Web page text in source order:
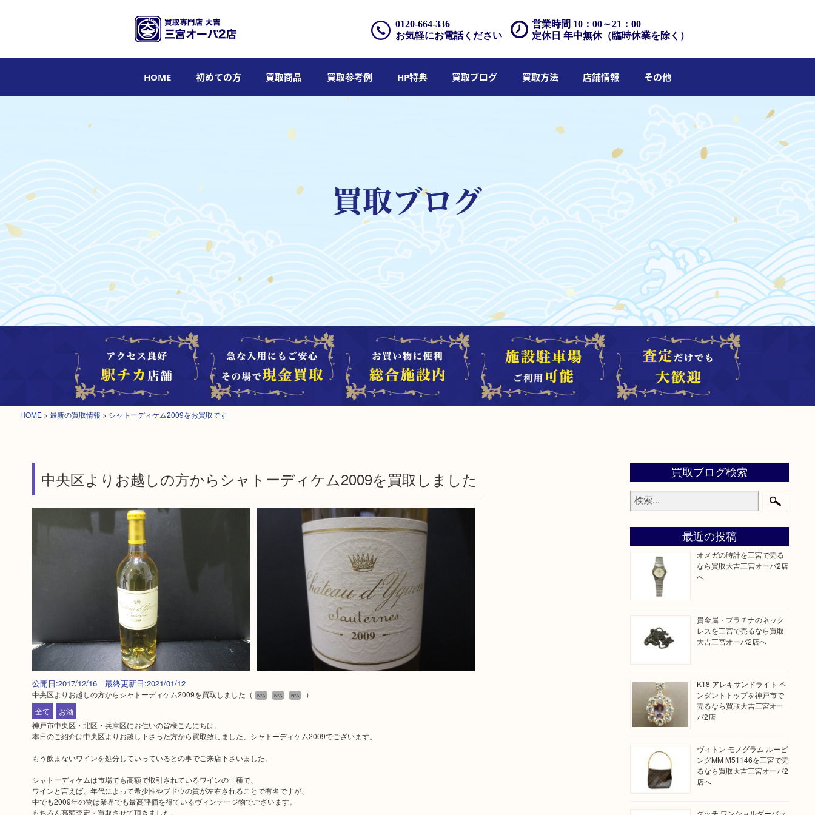
営業時間 10：00～21：00
定休日 年中無休（臨時休業を除く）
0120-664-336
お気軽にお電話ください
HOME 初めての方 買取商品 買取参考例 HP特典 買取ブログ 買取方法 店舗情報 その他
HOME > 最新の買取情報 > シャトーディケム2009をお買取です
中央区よりお越しの方からシャトーディケム2009を買取しました
公開日:2017/12/16 最終更新日:2021/01/12
中央区よりお越しの方からシャトーディケム2009を買取しました （ N/A N/A N/A
）
全て
お酒
神戸市中央区・北区・兵庫区にお住いの皆様こんにちは。
本日のご紹介は中央区よりお越し下さった方から買取致しました、シャトーディケム2009でございます。
もう飲まないワインを処分していっているとの事でご来店下さいました。
シャトーディケムは市場でも高額で取引されているワインの一種で、
ワインと言えば、年代によって希少性やブドウの質が左右されることで有名ですが、
中でも2009年の物は業界でも最高評価を得ているヴィンテージ物でございます。
もちろん高額査定・買取させて頂きました。
買取ブログ検索
最近の投稿
オメガの時計を三宮で売る
なら買取大吉三宮オーパ2店
へ
貴金属・プラチナのネック
レスを三宮で売るなら買取
大吉三宮オーパ2店へ
K18 アレキサンドライト ペ
ンダントトップを神戸市で
売るなら買取大吉三宮オー
パ2店
ヴィトン モノグラム ルーピ
ングMM M51146を三宮で売
るなら買取大吉三宮オーパ2
店へ